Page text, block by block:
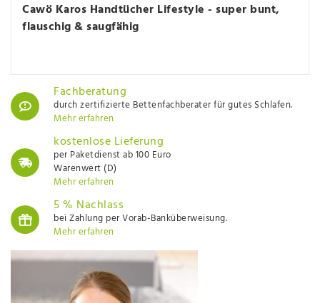
Cawö Karos Handtücher Lifestyle - super bunt,
flauschig & saugfähig
Fachberatung
durch zertifizierte Bettenfachberater für gutes Schlafen.
Mehr erfahren
kostenlose Lieferung
per Paketdienst ab 100 Euro
Warenwert (D)
Mehr erfahren
5 % Nachlass
bei Zahlung per Vorab-Banküberweisung.
Mehr erfahren